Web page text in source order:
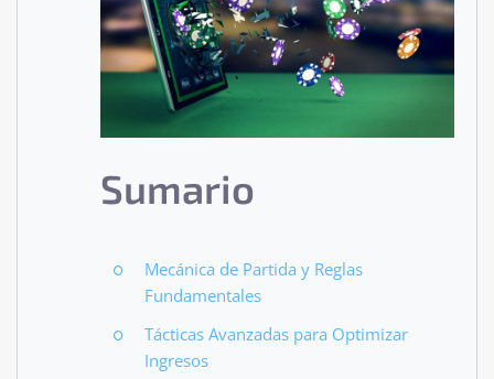
Sumario
Mecánica de Partida y Reglas
Fundamentales
Tácticas Avanzadas para Optimizar
Ingresos